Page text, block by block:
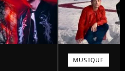
MUSIQUE